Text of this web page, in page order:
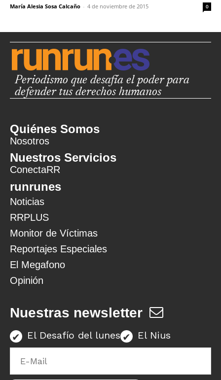
María Alesia Sosa Calcaño - 4 de noviembre de 2015 0
Periodismo que desafía el poder para
defender tus derechos humanos
Quiénes Somos
Nosotros
Nuestros Servicios
ConectaRR
runrunes
Noticias
RRPLUS
Monitor de Víctimas
Reportajes Especiales
El Megafono
Opinión
Nuestras newsletter
El Desafío del lunes El Nius